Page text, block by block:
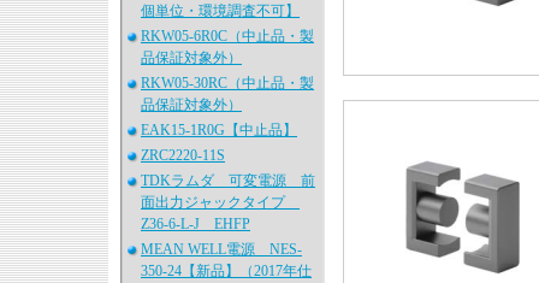
個単位・環境調査不可】
RKW05-6R0C（中止品・製
品保証対象外）
RKW05-30RC（中止品・製
品保証対象外）
EAK15-1R0G【中止品】
ZRC2220-11S
TDKラムダ 可変電源 前
面出力ジャックタイプ
Z36-6-L-J EHFP
MEAN WELL電源 NES-
350-24【新品】（2017年仕